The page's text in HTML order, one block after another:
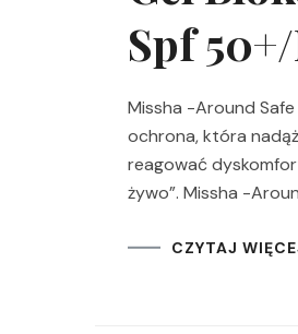
Spf
Missha -Around Safe
ochrona, która
reagować
żywo”. Missha -
CZYTAJ